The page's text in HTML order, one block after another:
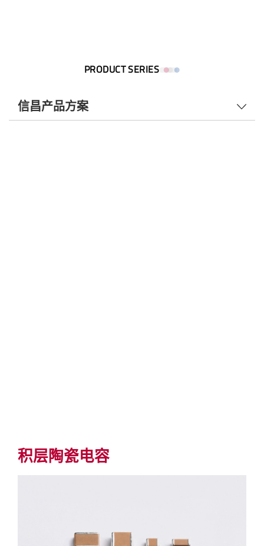
PRODUCT SERIES
信昌产品方案
积层陶瓷电容